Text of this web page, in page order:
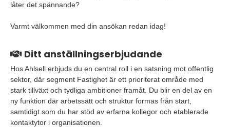
låter det spännande?
Varmt välkommen med din ansökan redan idag!
Ditt anställningserbjudande
Hos Ahlsell erbjuds du en central roll i en satsning mot offentlig
sektor, där segment Fastighet är ett prioriterat område med
stark tillväxt och tydliga ambitioner framåt. Du blir en del av en
ny funktion där arbetssätt och struktur formas från start,
samtidigt som du har stöd av erfarna kollegor och etablerade
kontaktytor i organisationen.